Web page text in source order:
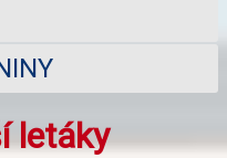
letáky